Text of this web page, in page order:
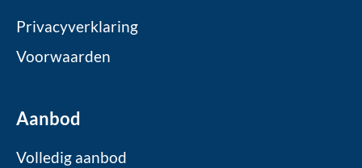
Privacyverklaring
Voorwaarden
Aanbod
Volledig aanbod